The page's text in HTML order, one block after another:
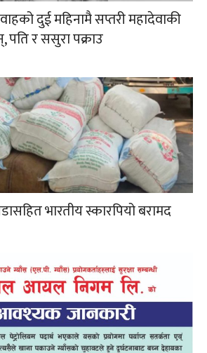
दुई महिनामै सप्तरी महादेवाकी
पति र ससुरा पक्राउ
भारतीय स्कारपियो बरामद